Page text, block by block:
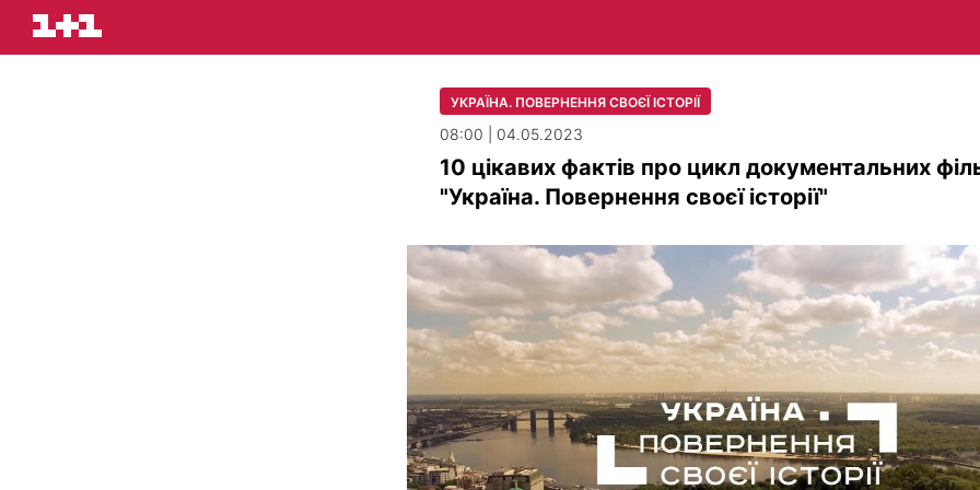
УКРАЇНА. ПОВЕРНЕННЯ СВОЄЇ ІСТОРІЇ
08:00 | 04.05.2023
10 цікавих фактів про цикл документальних
"Україна. Повернення своєї історії"